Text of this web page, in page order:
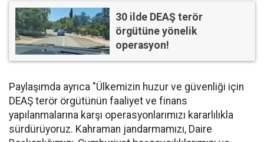
30 ilde DEAŞ terör
örgütüne yönelik
operasyon!
Paylaşımda ayrıca "Ülkemizin huzur ve güvenliği için
DEAŞ terör örgütünün faaliyet ve finans
yapılanmalarına karşı operasyonlarımızı kararlılıkla
sürdürüyoruz. Kahraman jandarmamızı, Daire